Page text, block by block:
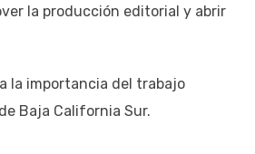
la producción editorial y abrir
la importancia del trabajo
Baja California Sur.